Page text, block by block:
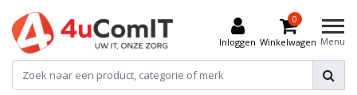
Inloggen
0
Winkelwagen Menu